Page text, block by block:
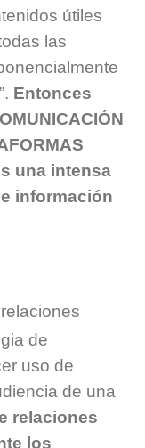
útiles
las
Entonces
una intensa
información
de
uso de
de una
relaciones
los